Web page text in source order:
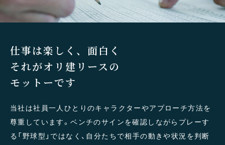
仕事は楽しく、面白く
それがオリ建リースの
モットーです
当社は社員一人ひとりのキャラクターやアプローチ方法を
尊重しています。ベンチのサインを確認しながらプレーす
る「野球型」ではなく、自分たちで相手の動きや状況を判断